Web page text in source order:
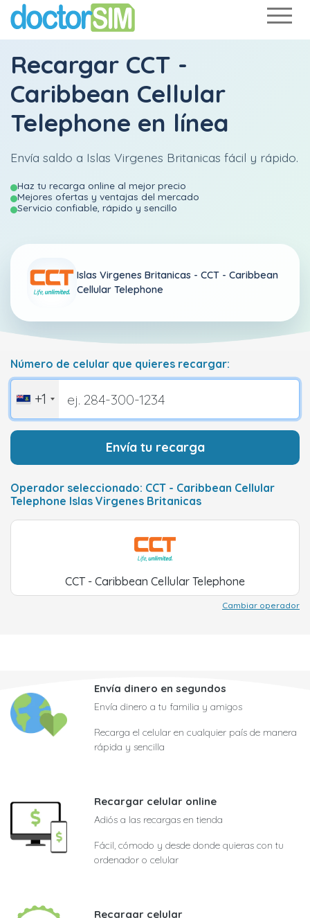
Recargar CCT -
Caribbean Cellular
Telephone en línea
Envía saldo a Islas Virgenes Britanicas fácil y rápido.
Haz tu recarga online al mejor precio
Mejores ofertas y ventajas del mercado
Servicio confiable, rápido y sencillo
Islas Virgenes Britanicas -CCT - Caribbean
Cellular Telephone
Número de celular que quieres recargar:
+1
Envía tu recarga
Operador seleccionado: CCT - Caribbean Cellular
Telephone Islas Virgenes Britanicas
CCT - Caribbean Cellular Telephone
Cambiar operador
Envía dinero en segundos
Envía dinero a tu familia y amigos
Recarga el celular en cualquier país de manera
rápida y sencilla
Recargar celular online
Adiós a las recargas en tienda
Fácil, cómodo y desde donde quieras con tu
ordenador o celular
Recargar celular